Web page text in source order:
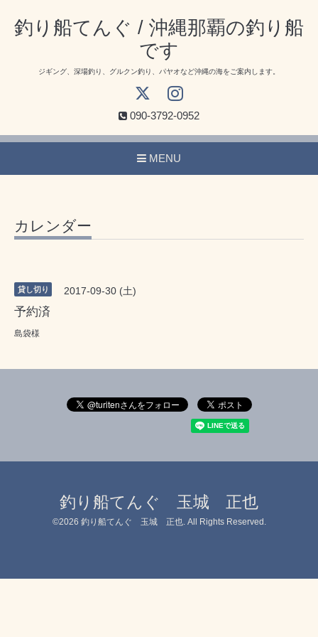
釣り船てんぐ / 沖縄那覇の釣り船
です
ジギング、深場釣り、グルクン釣り、パヤオなど沖縄の海をご案内します。
090-3792-0952
MENU
カレンダー
貸し切り 2017-09-30 (土)
予約済
島袋様
釣り船てんぐ 玉城 正也
©2026 釣り船てんぐ 玉城 正也. All Rights Reserved.